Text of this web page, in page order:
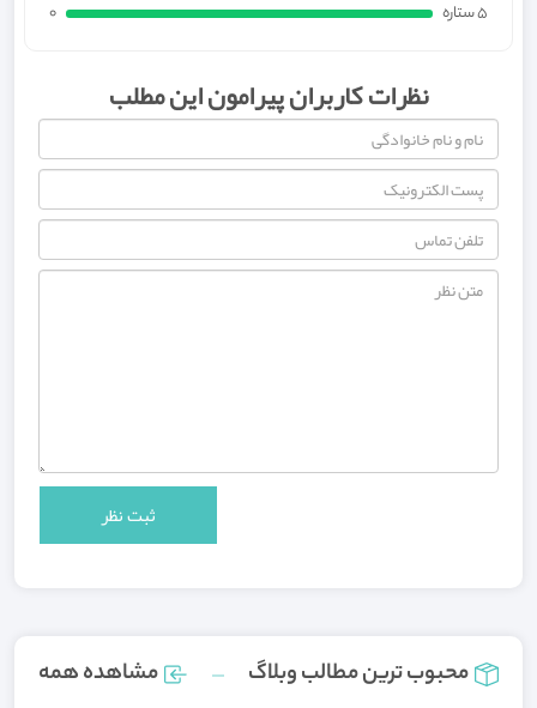
5 ستاره
0
نظرات کاربران پیرامون این مطلب
محبوب ترین مطالب وبلاگ مشاهده همه